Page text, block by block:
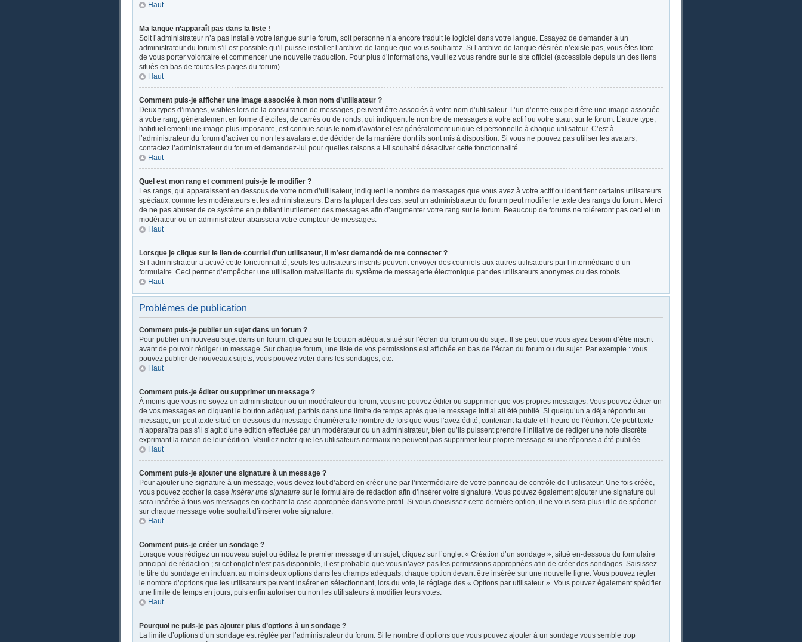
Haut
Ma langue n’apparaît pas dans la liste !
Soit l’administrateur n’a pas installé votre langue sur le forum, soit personne n’a encore traduit le logiciel dans votre langue. Essayez de demander à un
administrateur du forum s’il est possible qu’il puisse installer l’archive de langue que vous souhaitez. Si l’archive de langue désirée n’existe pas, vous êtes libre
de vous porter volontaire et commencer une nouvelle traduction. Pour plus d’informations, veuillez vous rendre sur le site officiel (accessible depuis un des liens
situés en bas de toutes les pages du forum).
Haut
Comment puis-je afficher une image associée à mon nom d’utilisateur ?
Deux types d’images, visibles lors de la consultation de messages, peuvent être associés à votre nom d’utilisateur. L’un d’entre eux peut être une image associée
à votre rang, généralement en forme d’étoiles, de carrés ou de ronds, qui indiquent le nombre de messages à votre actif ou votre statut sur le forum. L’autre type,
habituellement une image plus imposante, est connue sous le nom d’avatar et est généralement unique et personnelle à chaque utilisateur. C’est à
l’administrateur du forum d’activer ou non les avatars et de décider de la manière dont ils sont mis à disposition. Si vous ne pouvez pas utiliser les avatars,
contactez l’administrateur du forum et demandez-lui pour quelles raisons a t-il souhaité désactiver cette fonctionnalité.
Haut
Quel est mon rang et comment puis-je le modifier ?
Les rangs, qui apparaissent en dessous de votre nom d’utilisateur, indiquent le nombre de messages que vous avez à votre actif ou identifient certains utilisateurs
spéciaux, comme les modérateurs et les administrateurs. Dans la plupart des cas, seul un administrateur du forum peut modifier le texte des rangs du forum. Merci
de ne pas abuser de ce système en publiant inutilement des messages afin d’augmenter votre rang sur le forum. Beaucoup de forums ne toléreront pas ceci et un
modérateur ou un administrateur abaissera votre compteur de messages.
Haut
Lorsque je clique sur le lien de courriel d’un utilisateur, il m’est demandé de me connecter ?
Si l’administrateur a activé cette fonctionnalité, seuls les utilisateurs inscrits peuvent envoyer des courriels aux autres utilisateurs par l’intermédiaire d’un
formulaire. Ceci permet d’empêcher une utilisation malveillante du système de messagerie électronique par des utilisateurs anonymes ou des robots.
Haut
Problèmes de publication
Comment puis-je publier un sujet dans un forum ?
Pour publier un nouveau sujet dans un forum, cliquez sur le bouton adéquat situé sur l’écran du forum ou du sujet. Il se peut que vous ayez besoin d’être inscrit
avant de pouvoir rédiger un message. Sur chaque forum, une liste de vos permissions est affichée en bas de l’écran du forum ou du sujet. Par exemple : vous
pouvez publier de nouveaux sujets, vous pouvez voter dans les sondages, etc.
Haut
Comment puis-je éditer ou supprimer un message ?
À moins que vous ne soyez un administrateur ou un modérateur du forum, vous ne pouvez éditer ou supprimer que vos propres messages. Vous pouvez éditer un
de vos messages en cliquant le bouton adéquat, parfois dans une limite de temps après que le message initial ait été publié. Si quelqu’un a déjà répondu au
message, un petit texte situé en dessous du message énumèrera le nombre de fois que vous l’avez édité, contenant la date et l’heure de l’édition. Ce petit texte
n’apparaîtra pas s’il s’agit d’une édition effectuée par un modérateur ou un administrateur, bien qu’ils puissent prendre l’initiative de rédiger une note discrète
exprimant la raison de leur édition. Veuillez noter que les utilisateurs normaux ne peuvent pas supprimer leur propre message si une réponse a été publiée.
Haut
Comment puis-je ajouter une signature à un message ?
Pour ajouter une signature à un message, vous devez tout d’abord en créer une par l’intermédiaire de votre panneau de contrôle de l’utilisateur. Une fois créée,
vous pouvez cocher la case Insérer une signature sur le formulaire de rédaction afin d’insérer votre signature. Vous pouvez également ajouter une signature qui
sera insérée à tous vos messages en cochant la case appropriée dans votre profil. Si vous choisissez cette dernière option, il ne vous sera plus utile de spécifier
sur chaque message votre souhait d’insérer votre signature.
Haut
Comment puis-je créer un sondage ?
Lorsque vous rédigez un nouveau sujet ou éditez le premier message d’un sujet, cliquez sur l’onglet « Création d’un sondage », situé en-dessous du formulaire
principal de rédaction ; si cet onglet n’est pas disponible, il est probable que vous n’ayez pas les permissions appropriées afin de créer des sondages. Saisissez
le titre du sondage en incluant au moins deux options dans les champs adéquats, chaque option devant être insérée sur une nouvelle ligne. Vous pouvez régler
le nombre d’options que les utilisateurs peuvent insérer en sélectionnant, lors du vote, le réglage des « Options par utilisateur ». Vous pouvez également spécifier
une limite de temps en jours, puis enfin autoriser ou non les utilisateurs à modifier leurs votes.
Haut
Pourquoi ne puis-je pas ajouter plus d’options à un sondage ?
La limite d’options d’un sondage est réglée par l’administrateur du forum. Si le nombre d’options que vous pouvez ajouter à un sondage vous semble trop